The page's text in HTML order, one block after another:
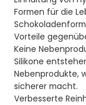
Formen für die
Vorteile
Keine
Silikone
Nebenprodukte,
sicherer macht.
Verbesserte